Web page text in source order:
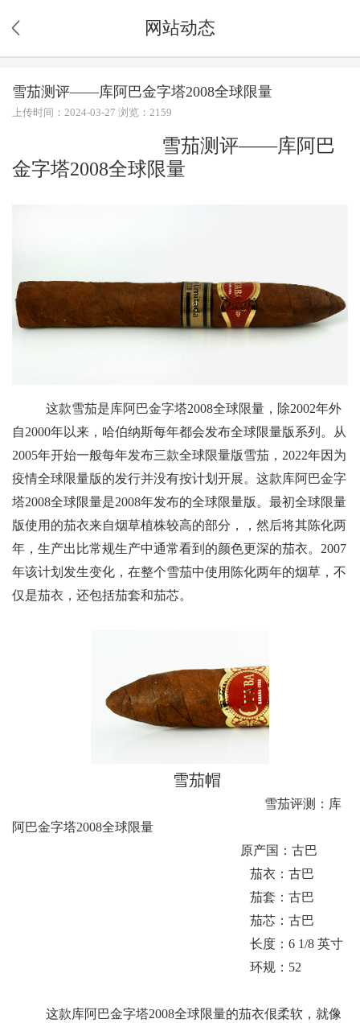
网站动态
雪茄测评——库阿巴金字塔2008全球限量
上传时间：2024-03-27 浏览：2159
雪茄测评——库阿巴
金字塔2008全球限量
这款雪茄是库阿巴金字塔2008全球限量，除2002年外
自2000年以来，哈伯纳斯每年都会发布全球限量版系列。从
2005年开始一般每年发布三款全球限量版雪茄，2022年因为
疫情全球限量版的发行并没有按计划开展。这款库阿巴金字
塔2008全球限量是2008年发布的全球限量版。最初全球限量
版使用的茄衣来自烟草植株较高的部分，，然后将其陈化两
年，生产出比常规生产中通常看到的颜色更深的茄衣。2007
年该计划发生变化，在整个雪茄中使用陈化两年的烟草，不
仅是茄衣，还包括茄套和茄芯。
雪茄帽
雪茄评测：库
阿巴金字塔2008全球限量
原产国：古巴
茄衣：古巴
茄套：古巴
茄芯：古巴
长度：6 1/8 英寸
环规：52
这款库阿巴金字塔2008全球限量的茄衣佷柔软，就像